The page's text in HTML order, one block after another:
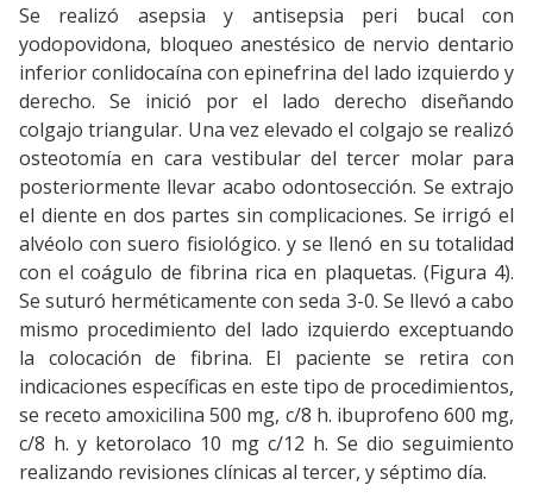
Se realizó asepsia y antisepsia peri bucal con
yodopovidona, bloqueo anestésico de nervio dentario
inferior conlidocaína con epinefrina del lado izquierdo y
derecho. Se inició por el lado derecho diseñando
colgajo triangular. Una vez elevado el colgajo se realizó
osteotomía en cara vestibular del tercer molar para
posteriormente llevar acabo odontosección. Se extrajo
el diente en dos partes sin complicaciones. Se irrigó el
alvéolo con suero fisiológico. y se llenó en su totalidad
con el coágulo de fibrina rica en plaquetas. (Figura 4).
Se suturó herméticamente con seda 3-0. Se llevó a cabo
mismo procedimiento del lado izquierdo exceptuando
la colocación de fibrina. El paciente se retira con
indicaciones específicas en este tipo de procedimientos,
se receto amoxicilina 500 mg, c/8 h. ibuprofeno 600 mg,
c/8 h. y ketorolaco 10 mg c/12 h. Se dio seguimiento
realizando revisiones clínicas al tercer, y séptimo día.